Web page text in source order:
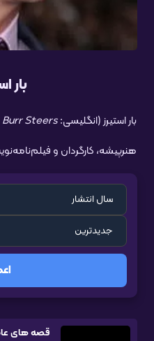
بار
بار استیرز (انگلیسی:Burr Steers
هنرپیشه، کارگردان و
قصه های